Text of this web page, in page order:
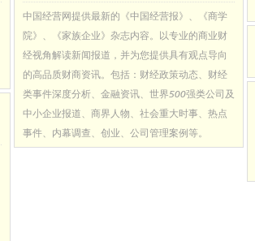
中国经营网提供最新的《中国经营报》、《商学
院》、《家族企业》杂志内容。以专业的商业财
经视角解读新闻报道，并为您提供具有观点导向
的高品质财商资讯。包括：财经政策动态、财经
类事件深度分析、金融资讯、世界500强类公司及
中小企业报道、商界人物、社会重大时事、热点
事件、内幕调查、创业、公司管理案例等。